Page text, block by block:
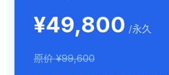
¥49,800 /永久
原价 ¥99,600